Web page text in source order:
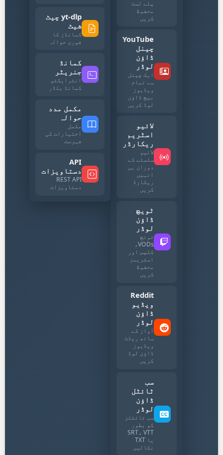
پلے لسٹ
محفوظ
کریں
YouTube
چینل
ڈاؤن
لوڈر
ایک چینل
سے تمام
ویڈیوز
بیچ ڈاؤن
لوڈ کریں
لائیو
اسٹریم
ریکارڈر
لائیو
سلسلے کے
دوران ہی
انہیں
ریکارڈ
کریں
ٹویچ
ڈاؤن
لوڈر
ٹوئچ
VODs،
کلپس اور
اسٹریمز
محفوظ
کریں
Reddit
ویڈیو
ڈاؤن
لوڈر
آواز کے
ساتھ ریڈٹ
ویڈیوز
ڈاؤن لوڈ
کریں
سب
ٹائٹل
ڈاؤن
لوڈر
سب ٹائٹلز
کو بطور
SRT، VTT
یا TXT
نکالیں
yt-dlp چیٹ
شیٹ
کمانڈز کا
فوری حوالہ
کمانڈ
جنریٹر
انٹرایکٹو
کمانڈ بلڈر
مکمل مدد
حوالہ
مکمل
اختیارات کی
فہرست
API
دستاویزات
REST API
دستاویزات